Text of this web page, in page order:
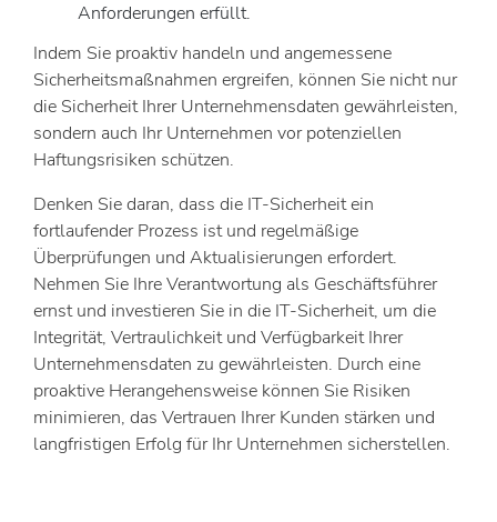
Anforderungen erfüllt.
Indem Sie proaktiv handeln und angemessene
Sicherheitsmaßnahmen ergreifen, können Sie nicht nur
die Sicherheit Ihrer Unternehmensdaten gewährleisten,
sondern auch Ihr Unternehmen vor potenziellen
Haftungsrisiken schützen.
Denken Sie daran, dass die IT-Sicherheit ein
fortlaufender Prozess ist und regelmäßige
Überprüfungen und Aktualisierungen erfordert.
Nehmen Sie Ihre Verantwortung als Geschäftsführer
ernst und investieren Sie in die IT-Sicherheit, um die
Integrität, Vertraulichkeit und Verfügbarkeit Ihrer
Unternehmensdaten zu gewährleisten. Durch eine
proaktive Herangehensweise können Sie Risiken
minimieren, das Vertrauen Ihrer Kunden stärken und
langfristigen Erfolg für Ihr Unternehmen sicherstellen.